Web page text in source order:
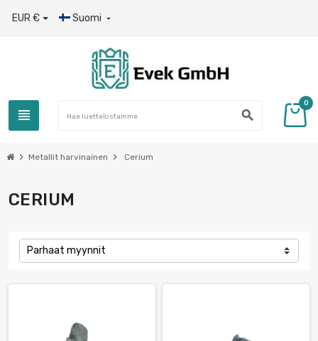
EUR € Suomi 
view_headline search
0
chevron_right Metallit harvinainen chevron_right Cerium
CERIUM
Parhaat myynnit